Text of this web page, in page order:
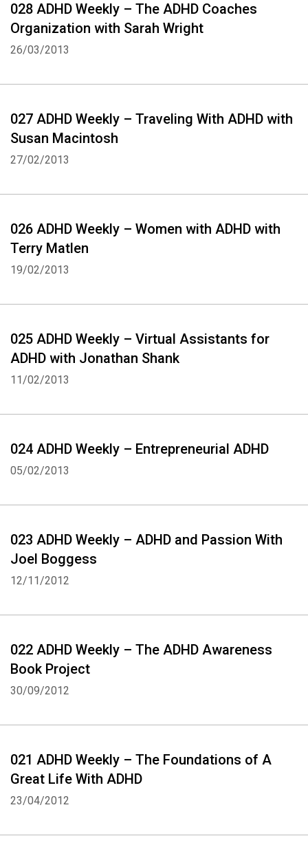
028 ADHD Weekly – The ADHD Coaches
Organization with Sarah Wright
26/03/2013
027 ADHD Weekly – Traveling With ADHD with
Susan Macintosh
27/02/2013
026 ADHD Weekly – Women with ADHD with
Terry Matlen
19/02/2013
025 ADHD Weekly – Virtual Assistants for
ADHD with Jonathan Shank
11/02/2013
024 ADHD Weekly – Entrepreneurial ADHD
05/02/2013
023 ADHD Weekly – ADHD and Passion With
Joel Boggess
12/11/2012
022 ADHD Weekly – The ADHD Awareness
Book Project
30/09/2012
021 ADHD Weekly – The Foundations of A
Great Life With ADHD
23/04/2012